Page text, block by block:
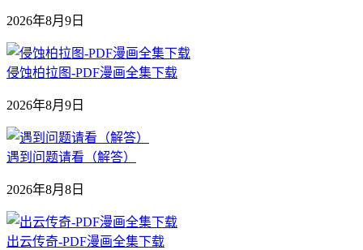
2026年8月9日
侵蚀柏拉图-PDF漫画全集下载
2026年8月9日
遇到问题请看（解答）
2026年8月8日
出云传奇-PDF漫画全集下载